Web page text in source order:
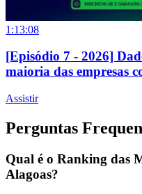
1:13:08
[Episódio 7 - 2026]
maioria das empresas
Assistir
Perguntas
Qual é o Ranking das
Alagoas?